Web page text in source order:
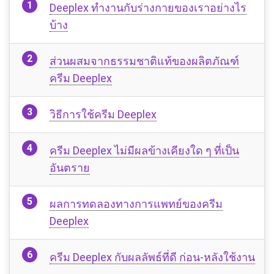
Deeplex ทำงานกับร่างกายของเราอย่างไร
บ้าง
ส่วนผสมจากธรรมชาติแท้ของผลิตภัณฑ์
ครีม Deeplex
วิธีการใช้ครีม Deeplex
ครีม Deeplex ไม่มีผลข้างเคียงใด ๆ ที่เป็น
อันตราย
ผลการทดลองทางการแพทย์ของครีม
Deeplex
ครีม Deeplex กับผลลัพธ์ที่ดี ก่อน-หลังใช้งาน